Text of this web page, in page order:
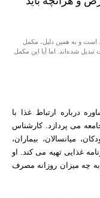
است و به همین دلیل، مکمل‌
شده‌اند. اما آیا این مکمل‌
درباره ارتباط غذا با
می پردازد. کارشناس
میانسالان، بیماران،
غذایی تهیه می کند. او
به چه میزان روزانه مصرف